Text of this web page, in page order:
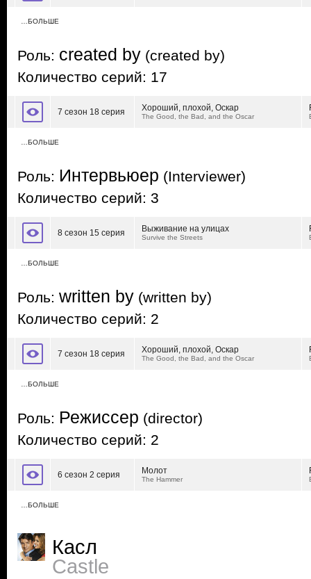
…БОЛЬШЕ
Роль: created by (created by)
Количество серий: 17
7 сезон 18 серия Хороший, плохой, Оскар
The Good, the Bad, and the Oscar
…БОЛЬШЕ
Роль: Интервьюер (Interviewer)
Количество серий: 3
8 сезон 15 серия Выживание на улицах
Survive the Streets
…БОЛЬШЕ
Роль: written by (written by)
Количество серий: 2
7 сезон 18 серия Хороший, плохой, Оскар
The Good, the Bad, and the Oscar
…БОЛЬШЕ
Роль: Режиссер (director)
Количество серий: 2
6 сезон 2 серия Молот
The Hammer
…БОЛЬШЕ
Касл
Castle